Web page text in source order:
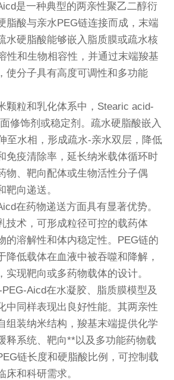
是一种典型的两亲性聚乙二醇衍
脂酸与亲水PEG链连接而成，末端
水硬脂酸能够嵌入脂质膜或疏水核
性和生物相容性，并通过末端羧基
使分子具有高度可调性和多功能
颗粒和乳化体系中，Stearic acid-
修饰剂或稳定剂。疏水硬脂酸嵌入
至水相，形成疏水-亲水双层，降低
免疫清除率，延长纳米载体循环时
物、靶向配体或生物活性分子偶
靶向递送。
在药物递送方面具有显著优势。
技术，可形成粒径可控的载药体
的溶解性和体内稳定性。PEG链的
降低载体在血液中被吞噬和降解，
实现靶向或多药物载体的设计。
Aicd在水凝胶、脂质膜模型及
中同样表现出良好性能。其两亲性
组装纳米结构，羧基末端提供化学
释系统、靶向**以及多功能药物载
链长度和硬脂酸比例，可控制载
床和科研需求。